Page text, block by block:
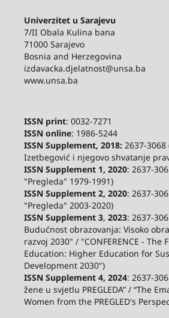
Univerzitet u Sarajevu
7/II Obala Kulina bana
71000 Sarajevo
Bosnia and Herzegovina
izdavacka.djelatnost@unsa.ba
www.unsa.ba
ISSN print: 0032-7271
ISSN online: 1986-5244
ISSN Supplement, 2018:2637-3068
Izetbegović i njegovo shvatanje
ISSN Supplement 1, 2020: 2637-
"Pregleda" 1979-1991)
ISSN Supplement 2, 2020: 2637-
"Pregleda" 2003-2020)
ISSN Supplement 3, 2023: 2637-
Budućnost obrazovanja: Visoko
razvoj 2030" / "CONFERENCE - The
Education: Higher Education for
Development 2030")
ISSN Supplement 4, 2024: 2637-
žene u svjetlu PREGLEDA” / “The
Women from the PREGLED's